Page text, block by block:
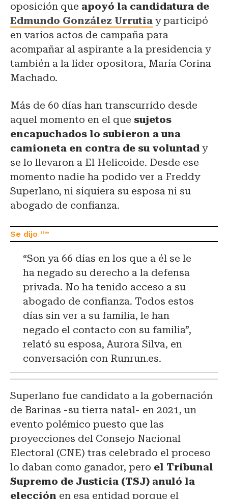
oposición que apoyó la candidatura de
Edmundo González Urrutia y participó
en varios actos de campaña para
acompañar al aspirante a la presidencia y
también a la líder opositora, María Corina
Machado.
Más de 60 días han transcurrido desde
aquel momento en el que sujetos
encapuchados lo subieron a una
camioneta en contra de su voluntad y
se lo llevaron a El Helicoide. Desde ese
momento nadie ha podido ver a Freddy
Superlano, ni siquiera su esposa ni su
abogado de confianza.
“Son ya 66 días en los que a él se le
ha negado su derecho a la defensa
privada. No ha tenido acceso a su
abogado de confianza. Todos estos
días sin ver a su familia, le han
negado el contacto con su familia”,
relató su esposa, Aurora Silva, en
conversación con Runrun.es.
Superlano fue candidato a la gobernación
de Barinas -su tierra natal- en 2021, un
evento polémico puesto que las
proyecciones del Consejo Nacional
Electoral (CNE) tras celebrado el proceso
lo daban como ganador, pero el Tribunal
Supremo de Justicia (TSJ) anuló la
elección en esa entidad porque el